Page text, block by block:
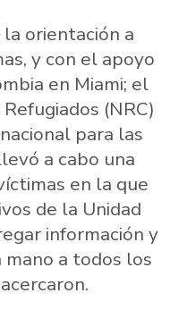
orientación a
y con el apoyo
en Miami; el
(NRC)
para las
a cabo una
en la que
de la Unidad
información y
a todos los